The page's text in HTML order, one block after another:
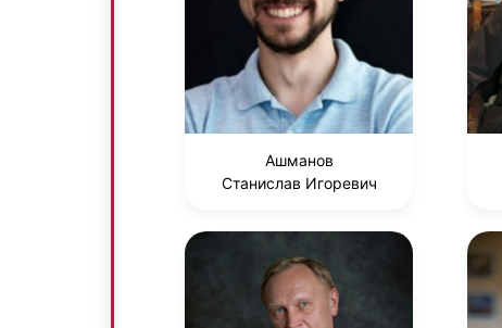
Ашманов
Станислав Игоревич